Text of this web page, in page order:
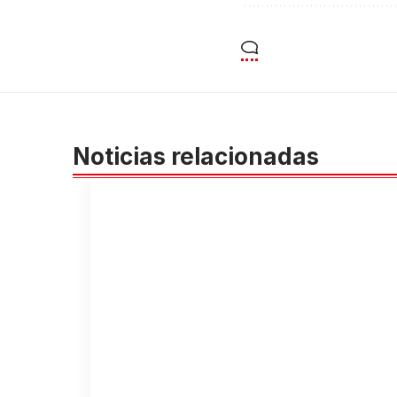
Noticias relacionadas